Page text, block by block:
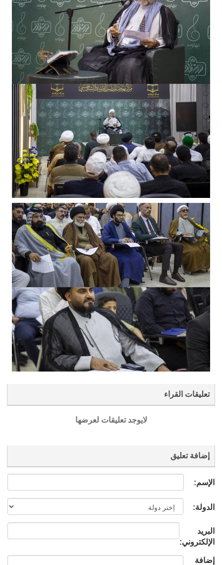
تعليقات القراء
لايوجد تعليقات لعرضها
إضافة تعليق
الإسم:
الدولة:
البريد
الإلكتروني:
إضافة